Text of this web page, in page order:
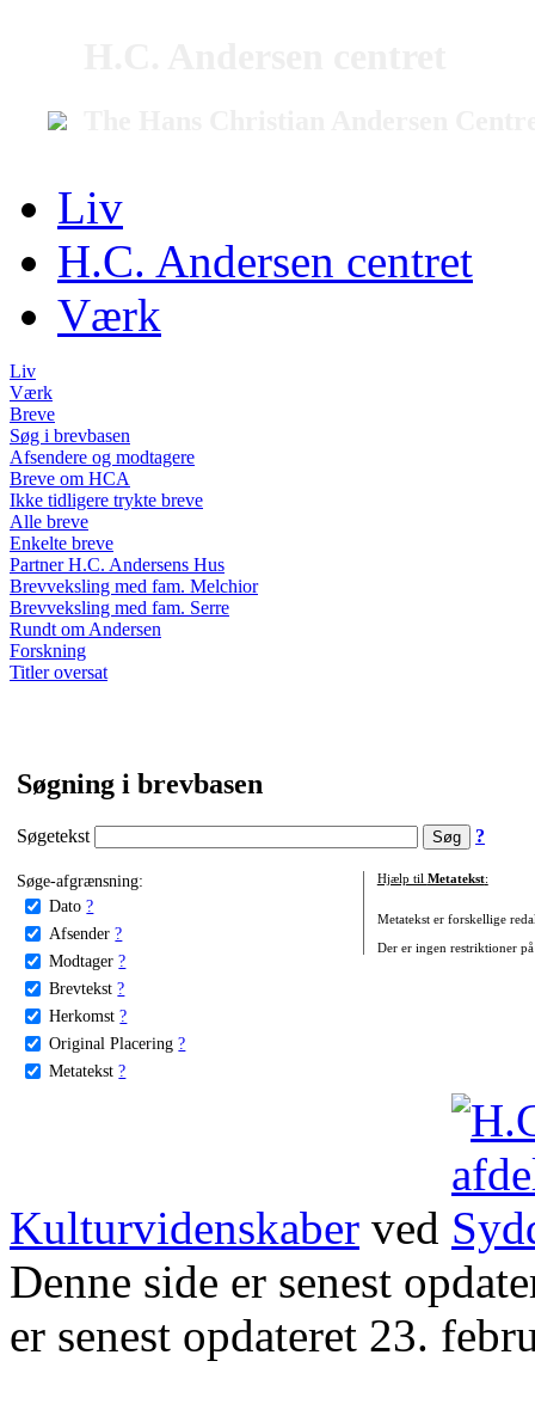
Liv
H.C. Andersen centret
Værk
Liv
Værk
Breve
Søg i brevbasen
Afsendere og modtagere
Breve om HCA
Ikke tidligere trykte breve
Alle breve
Enkelte breve
Partner H.C. Andersens Hus
Brevveksling med fam. Melchior
Brevveksling med fam. Serre
Rundt om Andersen
Forskning
Titler oversat
Søgning i brevbasen
Søgetekst ?
Søge-afgrænsning:
Dato ?
Afsender ?
Modtager ?
Brevtekst ?
Herkomst ?
Original Placering ?
Metatekst ?
Hjælp til Metatekst:
Metatekst er forskellige
Der er ingen restriktioner
Kulturvidenskaber ved
Denne side er senest
er senest opdateret 23.